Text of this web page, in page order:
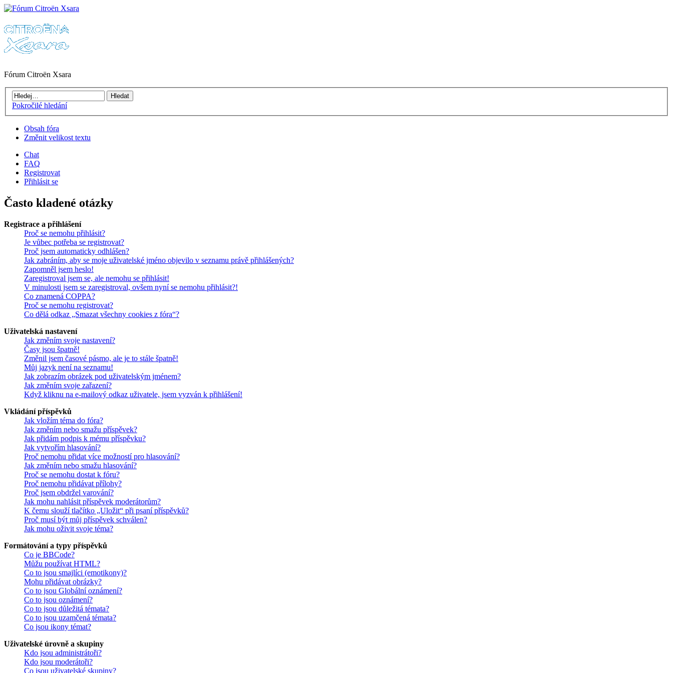
Fórum Citroën Xsara
Pokročilé hledání
Obsah fóra
Změnit velikost textu
Chat
FAQ
Registrovat
Přihlásit se
Často kladené otázky
Registrace a přihlášení
Proč se nemohu přihlásit?
Je vůbec potřeba se registrovat?
Proč jsem automaticky odhlášen?
Jak zabráním, aby se moje uživatelské jméno objevilo v seznamu právě přihlášených?
Zapomněl jsem heslo!
Zaregistroval jsem se, ale nemohu se přihlásit!
V minulosti jsem se zaregistroval, ovšem nyní se nemohu přihlásit?!
Co znamená COPPA?
Proč se nemohu registrovat?
Co dělá odkaz „Smazat všechny cookies z fóra“?
Uživatelská nastavení
Jak změním svoje nastavení?
Časy jsou špatně!
Změnil jsem časové pásmo, ale je to stále špatně!
Můj jazyk není na seznamu!
Jak zobrazím obrázek pod uživatelským jménem?
Jak změním svoje zařazení?
Když kliknu na e-mailový odkaz uživatele, jsem vyzván k přihlášení!
Vkládání příspěvků
Jak vložím téma do fóra?
Jak změním nebo smažu příspěvek?
Jak přidám podpis k mému příspěvku?
Jak vytvořím hlasování?
Proč nemohu přidat více možností pro hlasování?
Jak změním nebo smažu hlasování?
Proč se nemohu dostat k fóru?
Proč nemohu přidávat přílohy?
Proč jsem obdržel varování?
Jak mohu nahlásit příspěvek moderátorům?
K čemu slouží tlačítko „Uložit“ při psaní příspěvků?
Proč musí být můj příspěvek schválen?
Jak mohu oživit svoje téma?
Formátování a typy příspěvků
Co je BBCode?
Můžu používat HTML?
Co to jsou smajlíci (emotikony)?
Mohu přidávat obrázky?
Co to jsou Globální oznámení?
Co to jsou oznámení?
Co to jsou důležitá témata?
Co to jsou uzamčená témata?
Co jsou ikony témat?
Uživatelské úrovně a skupiny
Kdo jsou administrátoři?
Kdo jsou moderátoři?
Co jsou uživatelské skupiny?